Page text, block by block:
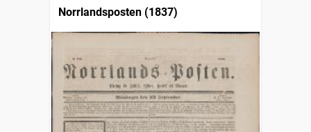
Norrlandsposten (1837)